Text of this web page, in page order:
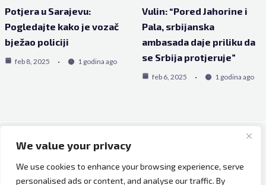
We value your privacy
We use cookies to enhance your browsing experience, serve
personalised ads or content, and analyse our traffic. By
Potjera u Sarajevu:
Pogledajte kako je vozač
bježao policiji
feb 8, 2025 1 godina ago
Vulin: “Pored Jahorine i
Pala, srbijanska
ambasada daje priliku da
se Srbija protjeruje”
feb 6, 2025 1 godina ago
Copyright © 2026 Bh Dijaspora.
O nama